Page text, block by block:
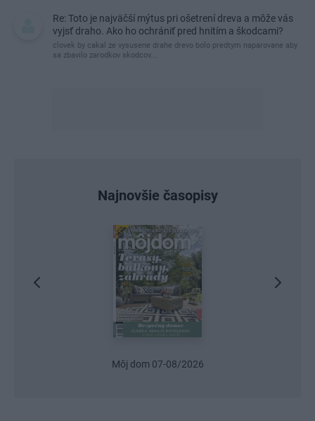
Re: Toto je najväčší mýtus pri ošetrení dreva a môže vás
vyjsť draho. Ako ho ochrániť pred hnitím a škodcami?
clovek by cakal ze vysusene drahe drevo bolo predtym naparovane aby
sa zbavilo zarodkov skodcov...
Najnovšie časopisy
Urob si sám 6/2026